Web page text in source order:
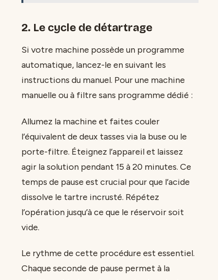
2. Le cycle de détartrage
Si votre machine possède un programme
automatique, lancez-le en suivant les
instructions du manuel. Pour une machine
manuelle ou à filtre sans programme dédié :
Allumez la machine et faites couler
l’équivalent de deux tasses via la buse ou le
porte-filtre. Éteignez l’appareil et laissez
agir la solution pendant 15 à 20 minutes. Ce
temps de pause est crucial pour que l’acide
dissolve le tartre incrusté. Répétez
l’opération jusqu’à ce que le réservoir soit
vide.
Le rythme de cette procédure est essentiel.
Chaque seconde de pause permet à la